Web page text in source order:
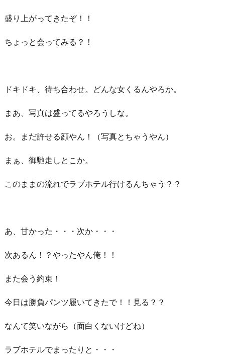
盛り上がってきたぞ！！
ちょっと会ってみる？！
ドキドキ、待ち合わせ。どんな女くるんやろか。
まあ、写真は盛ってるやろうしな。
お。まだ許せる顔やん！（写真とちゃうやん）
まぁ、御馳走しとこか。
このままの流れでラブホテル行けるんちゃう？？
あ、甘かった・・・次か・・・
次あるん！？やったやん俺！！
また会う約束！
今日は勝負パンツ履いてきたで！！見る？？
なんて笑いながら（面白くないけどね）
ラブホテルでまったりと・・・